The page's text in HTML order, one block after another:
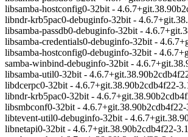
libsamba-hostconfig0-32bit -
libndr-krb5pac0-debuginfo-32bit -
libsamba-passdb0-debuginfo-32bit -
libsamba-credentials0-debuginfo-32bit -
libsamba-hostconfig0-debuginfo-32bit -
samba-winbind-debuginfo-32bit -
libsamba-util0-32bit -
libdcerpc0-32bit - 4.6.7+git.38.90b2cdb4f22-
libndr-krb5pac0-32bit -
libsmbconf0-32bit - 4.6.7+git.38.90b2cdb4f22-
libtevent-util0-debuginfo-32bit -
libnetapi0-32bit - 4.6.7+git.38.90b2cdb4f22-3.1